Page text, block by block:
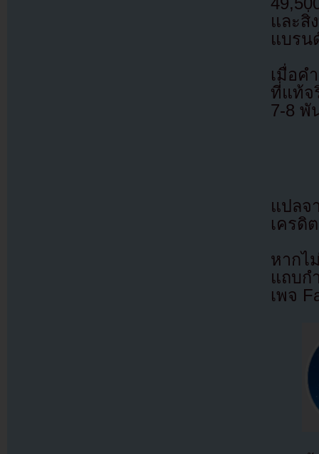
และสิ่
แบรน
เมื่อค
ที่แท้จ
7-8 พั
แปล
เครดิ
หากไ
แถบก
เพจ